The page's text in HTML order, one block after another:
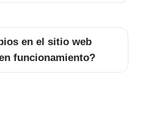
en el sitio web
funcionamiento?